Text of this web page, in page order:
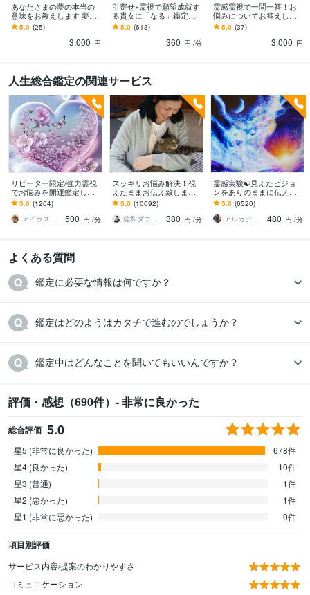
あなたさまの夢の本当の
意味をお教えします 夢に
潜むメッセージをおしり
になりたい方へ
5.0 (25)
3,000 円
引寄せ×霊視で願望成就す
る貴女に「なる」鑑定し
ます 潜在意識・引き寄せ
の法則・霊視で願望成就
をサポートします
5.0 (613)
360 円 /分
霊感霊視で一問一答！お
悩みについてお答えしま
す お悩みについて霊視に
て導きをお知りになりた
5.0 (37)
3,000 円
人生総合鑑定の関連サービス
リピーター限定/強力霊視
でお悩みを開運鑑定しま
す 本気のお悩みに本気で
鑑定！オールジャンルOK
5.0 (1204)
アイラス♡Plus
500 円 /分
スッキリお悩み解決！視
えたままお伝え致します
恋愛、結婚、人間関係、
仕事、人生、ペットの気
持ち等◎祈願付き
5.0 (10092)
佐和ダウジング＆スピリットメンター
380 円 /分
霊感実験☯️見えたビジョ
ンをありのままに伝えま
す ♦️霊感✨気の流れ☘️タロ
ット 見えた映像を具体
的に伝えます
5.0 (6520)
アルカディア
480 円 /分
よくある質問
鑑定に必要な情報は何ですか？
鑑定はどのようはカタチで進むのでしょうか？
鑑定中はどんなことを聞いてもいいんですか？
評価・感想（690件）- 非常に良かった
総合評価 5.0
星5 (非常に良かった)
678件
星4 (良かった)
10件
星3 (普通)
1件
星2 (悪かった)
1件
星1 (非常に悪かった)
0件
項目別評価
サービス内容/提案のわかりやすさ
コミュニケーション